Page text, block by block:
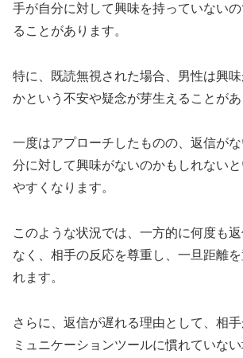
手が自分に対して興味を持っていない
ることがあります。
特に、既読無視された場合、男性は興
かという不安や疑念が芽生えることがあ
一度はアプローチしたものの、返信が
分に対して興味がないのかもしれない
やすくなります。
このような状況では、一方的に何度も
なく、相手の反応を尊重し、一旦距離
れます。
さらに、返信が遅れる理由として、相
ミュニケーションツールに慣れていな